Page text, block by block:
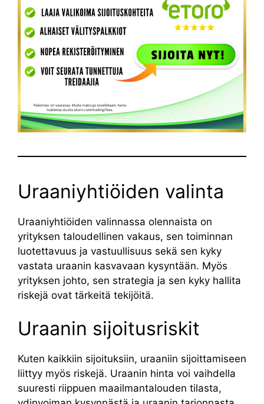
Uraaniyhtiöiden valinta
Uraaniyhtiöiden valinnassa olennaista on
yrityksen taloudellinen vakaus, sen toiminnan
luotettavuus ja vastuullisuus sekä sen kyky
vastata uraanin kasvavaan kysyntään. Myös
yrityksen johto, sen strategia ja sen kyky hallita
riskejä ovat tärkeitä tekijöitä.
Uraanin sijoitusriskit
Kuten kaikkiin sijoituksiin, uraaniin sijoittamiseen
liittyy myös riskejä. Uraanin hinta voi vaihdella
suuresti riippuen maailmantalouden tilasta,